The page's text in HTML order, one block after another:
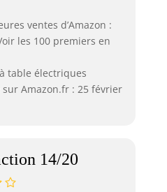
ventes d’Amazon :
les 100 premiers en
table électriques
Amazon.fr : 25 février
14/20